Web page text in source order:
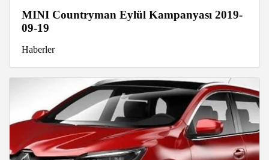
MINI Countryman Eylül Kampanyası 2019-
09-19
Haberler